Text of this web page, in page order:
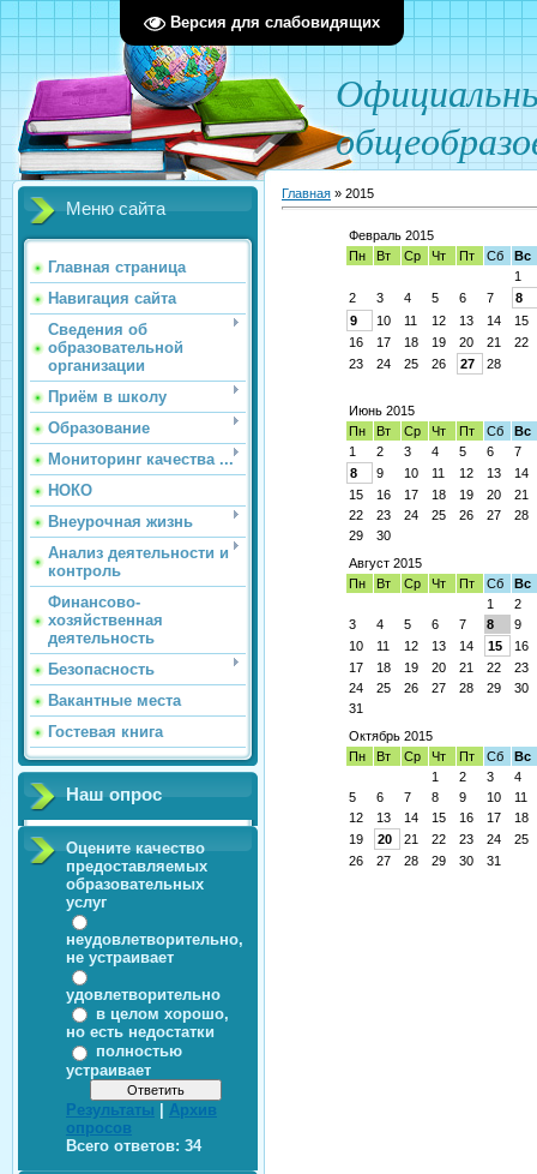
Версия для слабовидящих
Официал
Меню сайта
Главная страница
Навигация сайта
Сведения об
образовательной
организации
Приём в школу
Образование
Мониторинг качества ...
НОКО
Внеурочная жизнь
Анализ деятельности и
контроль
Финансово-
хозяйственная
деятельность
Безопасность
Вакантные места
Гостевая книга
Наш опрос
Оцените качество
предоставляемых
образовательных
услуг
неудовлетворительно,
не устраивает
удовлетворительно
в целом хорошо,
но есть недостатки
полностью
устраивает
Результаты
Архив
опросов
Всего ответов: 34
Главная » 2015
Февраль 2015
Пн
Вт Ср Чт Пт Сб
Вс
1
2
3 4 5 6 7
8
9
10 11 12 13 14
15
16
17 18 19 20 21
22
23
24 25 26 27 28
Июнь 2015
Пн
Вт Ср Чт Пт Сб
Вс
1
2 3 4 5 6
7
8
9 10 11 12 13
14
15
16 17 18 19 20
21
22
23 24 25 26 27
28
29
30
Август 2015
Пн
Вт Ср Чт Пт Сб
Вс
1
2
3
4 5 6 7 8
9
10
11 12 13 14 15
16
17
18 19 20 21 22
23
24
25 26 27 28 29
30
31
Октябрь 2015
Пн
Вт Ср Чт Пт Сб
Вс
1
2 3
4
5
6 7 8 9 10
11
12
13 14 15 16 17
18
19
20 21 22 23 24
25
26
27 28 29 30 31